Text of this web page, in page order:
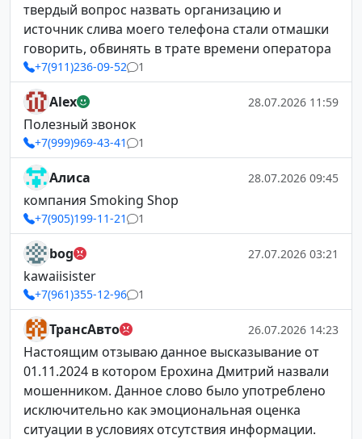
твердый вопрос назвать организацию и
источник слива моего телефона стали отмашки
говорить, обвинять в трате времени оператора
+7(911)236-09-52 1
Alex 28.07.2026 11:59
Полезный звонок
+7(999)969-43-41 1
Алиса 28.07.2026 09:45
компания Smoking Shop
+7(905)199-11-21 1
bog 27.07.2026 03:21
kawaiisister
+7(961)355-12-96 1
ТрансАвто 26.07.2026 14:23
Настоящим отзываю данное высказывание от
01.11.2024 в котором Ерохина Дмитрий назвали
мошенником. Данное слово было употреблено
исключительно как эмоциональная оценка
ситуации в условиях отсутствия информации.